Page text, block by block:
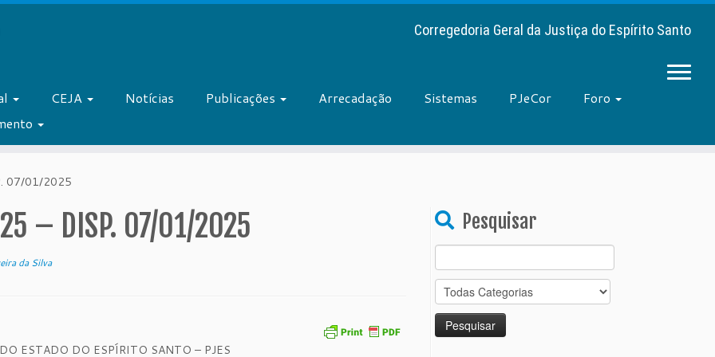
Corregedoria Geral da Justiça do Espírito Santo
CEJA Notícias Publicações Arrecadação Sistemas PJeCor
Foro
07/01/2025
– DISP. 07/01/2025
da Silva
ESTADO DO ESPÍRITO SANTO – PJES
Pesquisar
for: